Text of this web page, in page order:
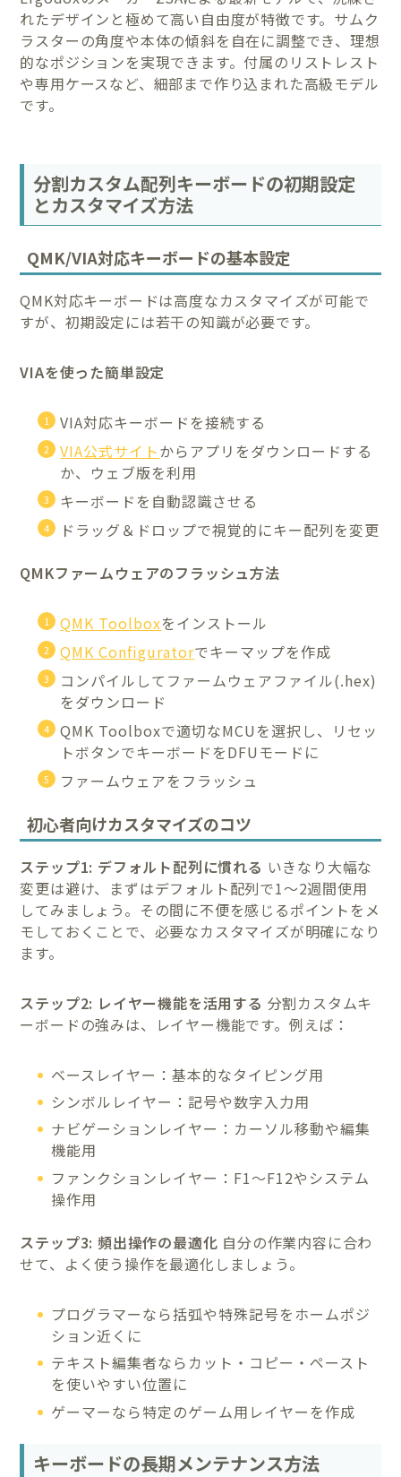
れたデザインと極めて高い自由度が特徴です。サムク
ラスターの角度や本体の傾斜を自在に調整でき、理想
的なポジションを実現できます。付属のリストレスト
や専用ケースなど、細部まで作り込まれた高級モデル
です。
分割カスタム配列キーボードの初期設定
とカスタマイズ方法
QMK/VIA対応キーボードの基本設定
QMK対応キーボードは高度なカスタマイズが可能で
すが、初期設定には若干の知識が必要です。
VIAを使った簡単設定
VIA対応キーボードを接続する
VIA公式サイトからアプリをダウンロードする
か、ウェブ版を利用
キーボードを自動認識させる
ドラッグ＆ドロップで視覚的にキー配列を変更
QMKファームウェアのフラッシュ方法
QMK Toolboxをインストール
QMK Configuratorでキーマップを作成
コンパイルしてファームウェアファイル(.hex)
をダウンロード
QMK Toolboxで適切なMCUを選択し、リセッ
トボタンでキーボードをDFUモードに
ファームウェアをフラッシュ
初心者向けカスタマイズのコツ
ステップ1: デフォルト配列に慣れる いきなり大幅な
変更は避け、まずはデフォルト配列で1〜2週間使用
してみましょう。その間に不便を感じるポイントをメ
モしておくことで、必要なカスタマイズが明確になり
ます。
ステップ2: レイヤー機能を活用する 分割カスタムキ
ーボードの強みは、レイヤー機能です。例えば：
ベースレイヤー：基本的なタイピング用
シンボルレイヤー：記号や数字入力用
ナビゲーションレイヤー：カーソル移動や編集
機能用
ファンクションレイヤー：F1〜F12やシステム
操作用
ステップ3: 頻出操作の最適化 自分の作業内容に合わ
せて、よく使う操作を最適化しましょう。
プログラマーなら括弧や特殊記号をホームポジ
ション近くに
テキスト編集者ならカット・コピー・ペースト
を使いやすい位置に
ゲーマーなら特定のゲーム用レイヤーを作成
キーボードの長期メンテナンス方法